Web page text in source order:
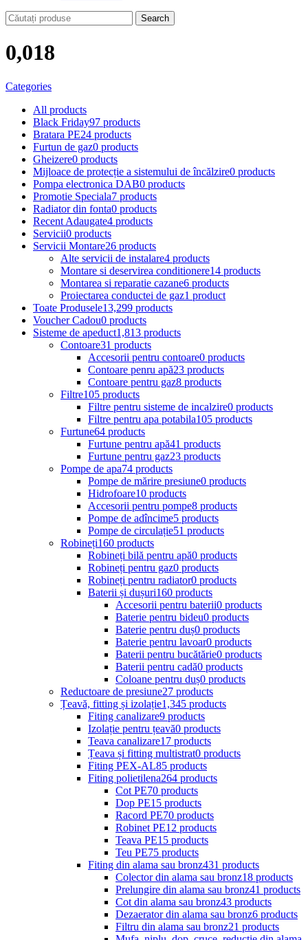
Search
0,018
Categories
All products
Black Friday97 products
Bratara PE24 products
Furtun de gaz0 products
Gheizere0 products
Mijloace de protecție a sistemului de încălzire0 products
Pompa electronica DAB0 products
Promotie Speciala7 products
Radiator din fonta0 products
Recent Adaugate4 products
Servicii0 products
Servicii Montare26 products
Alte servicii de instalare4 products
Montare si deservirea conditionere14 products
Montarea si reparatie cazane6 products
Proiectarea conductei de gaz1 product
Toate Produsele13,299 products
Voucher Cadou0 products
Sisteme de apeduct1,813 products
Contoare31 products
Accesorii pentru contoare0 products
Contoare penru apă23 products
Contoare pentru gaz8 products
Filtre105 products
Filtre pentru sisteme de incalzire0 products
Filtre pentru apa potabila105 products
Furtune64 products
Furtune pentru apă41 products
Furtune pentru gaz23 products
Pompe de apa74 products
Pompe de mărire presiune0 products
Hidrofoare10 products
Accesorii pentru pompe8 products
Pompe de adîncime5 products
Pompe de circulație51 products
Robineți160 products
Robineți bilă pentru apă0 products
Robineți pentru gaz0 products
Robineți pentru radiator0 products
Baterii și dușuri160 products
Accesorii pentru baterii0 products
Baterie pentru bideu0 products
Baterie pentru duș0 products
Baterie pentru lavoar0 products
Baterii pentru bucătărie0 products
Baterii pentru cadă0 products
Coloane pentru duș0 products
Reductoare de presiune27 products
Țeavă, fitting și izolație1,345 products
Fiting canalizare9 products
Izolație pentru țeavă0 products
Teava canalizare17 products
Țeava și fitting multistrat0 products
Fiting PEX-AL85 products
Fiting polietilena264 products
Cot PE70 products
Dop PE15 products
Racord PE70 products
Robinet PE12 products
Teava PE15 products
Teu PE75 products
Fiting din alama sau bronz431 products
Colector din alama sau bronz18 products
Prelungire din alama sau bronz41 products
Cot din alama sau bronz43 products
Dezaerator din alama sau bronz6 products
Filtru din alama sau bronz21 products